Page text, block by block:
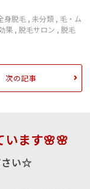
身脱毛 ,未分類 , 毛・ム
果 ,脱毛サロン ,脱毛
次の記事
います🌸🌸
さい☆